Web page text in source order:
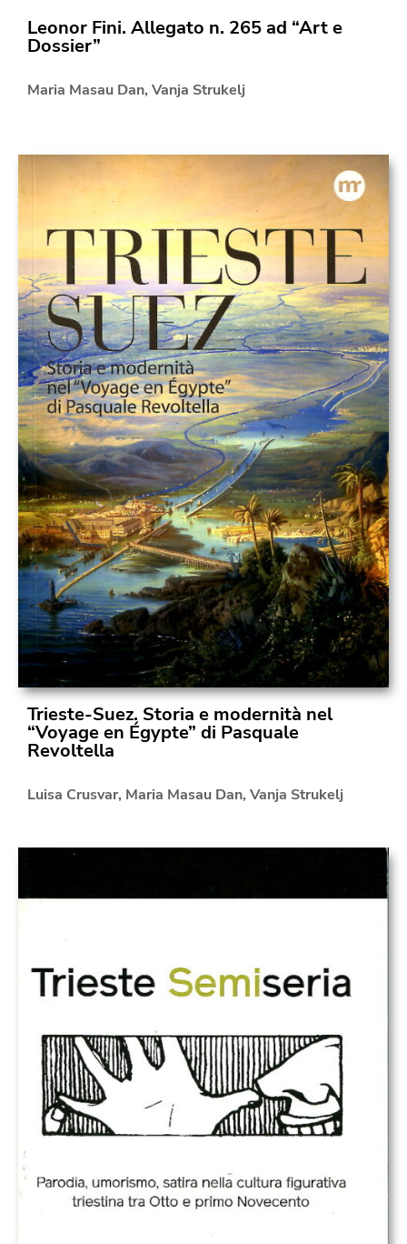
Leonor Fini. Allegato n. 265 ad “Art e
Dossier”
Maria Masau Dan, Vanja Strukelj
Trieste-Suez. Storia e modernità nel
“Voyage en Égypte” di Pasquale
Revoltella
Luisa Crusvar, Maria Masau Dan, Vanja Strukelj